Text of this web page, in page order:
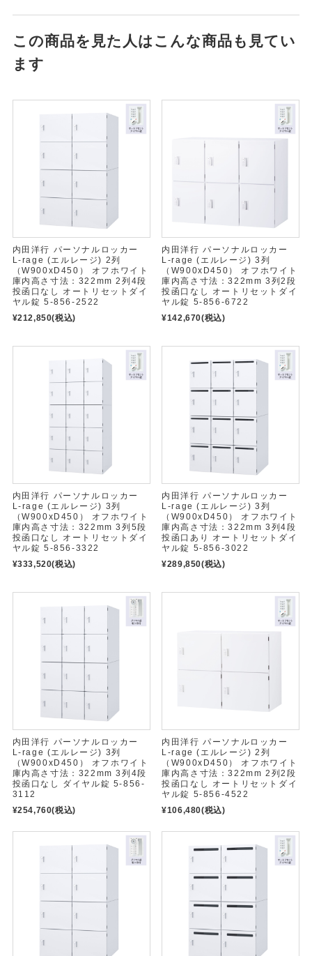
この商品を見た人はこんな商品も見てい
ます
内田洋行 パーソナルロッカー
L-rage (エルレージ) 2列
（W900xD450） オフホワイト
庫内高さ寸法：322mm 2列4段
投函口なし オートリセットダイ
ヤル錠 5-856-2522
¥212,850(税込)
内田洋行 パーソナルロッカー
L-rage (エルレージ) 3列
（W900xD450） オフホワイト
庫内高さ寸法：322mm 3列2段
投函口なし オートリセットダイ
ヤル錠 5-856-6722
¥142,670(税込)
内田洋行 パーソナルロッカー
L-rage (エルレージ) 3列
（W900xD450） オフホワイト
庫内高さ寸法：322mm 3列5段
投函口なし オートリセットダイ
ヤル錠 5-856-3322
¥333,520(税込)
内田洋行 パーソナルロッカー
L-rage (エルレージ) 3列
（W900xD450） オフホワイト
庫内高さ寸法：322mm 3列4段
投函口あり オートリセットダイ
ヤル錠 5-856-3022
¥289,850(税込)
内田洋行 パーソナルロッカー
L-rage (エルレージ) 3列
（W900xD450） オフホワイト
庫内高さ寸法：322mm 3列4段
投函口なし ダイヤル錠 5-856-
3112
¥254,760(税込)
内田洋行 パーソナルロッカー
L-rage (エルレージ) 2列
（W900xD450） オフホワイト
庫内高さ寸法：322mm 2列2段
投函口なし オートリセットダイ
ヤル錠 5-856-4522
¥106,480(税込)